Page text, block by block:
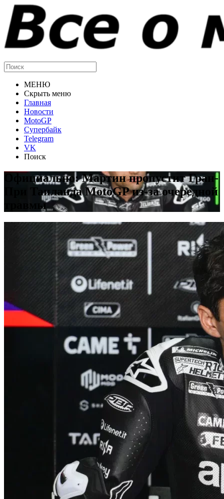
МЕНЮ
Скрыть меню
Главная
Новости
MotoGP
Супербайк
Telegram
VK
Поиск
Официально: Мартин пропустит Гран-
При Таиланда MotoGP из-за очередной
травмы